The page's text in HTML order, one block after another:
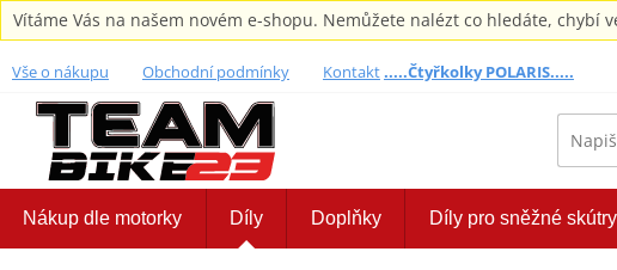
Vítáme Vás na našem novém e-shopu. Nemůžete nalézt co hledáte, chybí
Vše o nákupu Obchodní podmínky Kontakt.....Čtyřkolky POLARIS.....
Nákup dle motorky Díly Doplňky Díly pro sněžné skútry